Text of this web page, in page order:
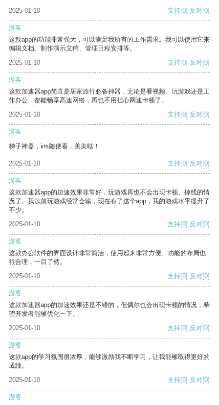
2025-01-10 支持[0] 反对[0]
游客
这款app的功能非常强大，可以满足我所有的工作需求。我可以使用它来
编辑文档、制作演示文稿、管理日程安排等。
2025-01-10
支持[0] 反对[0]
游客
这款加速器app简直是居家旅行必备神器，无论是看视频、玩游戏还是工
作办公，都能畅享高速网络，再也不用担心网速卡顿了。
2025-01-10
支持[0] 反对[0]
游客
梯子神器，ins随便看，美美哒！
2025-01-10 支持[0] 反对[0]
游客
这款加速器app的加速效果非常好，玩游戏再也不会出现卡顿、掉线的情
况了。我以前玩游戏经常会输，现在有了这个app，我的游戏水平提升了
不少。
2025-01-10
支持[0] 反对[0]
游客
这款办公软件的界面设计非常简洁，使用起来非常方便。功能的布局也
很合理，一目了然。
2025-01-10
支持[0] 反对[0]
游客
这款加速器app的加速效果还是不错的，但偶尔也会出现卡顿的情况，希
望开发者能够优化一下。
2025-01-10
支持[0] 反对[0]
游客
这款app的学习氛围很浓厚，能够激励我不断学习，让我能够取得更好的
成绩。
2025-01-10
支持[0] 反对[0]
游客